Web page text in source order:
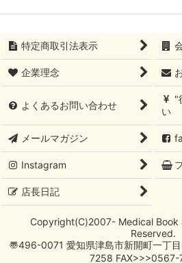
特定商取引法表示
企業理念
よくあるお問い合わせ
"
い
メールマガジン
Instagram
店長日記
Copyright(C)2007- Medical Book
Reserved.
〠496-0071 愛知県津島市新開町一丁
7258 FAX>>>0567-